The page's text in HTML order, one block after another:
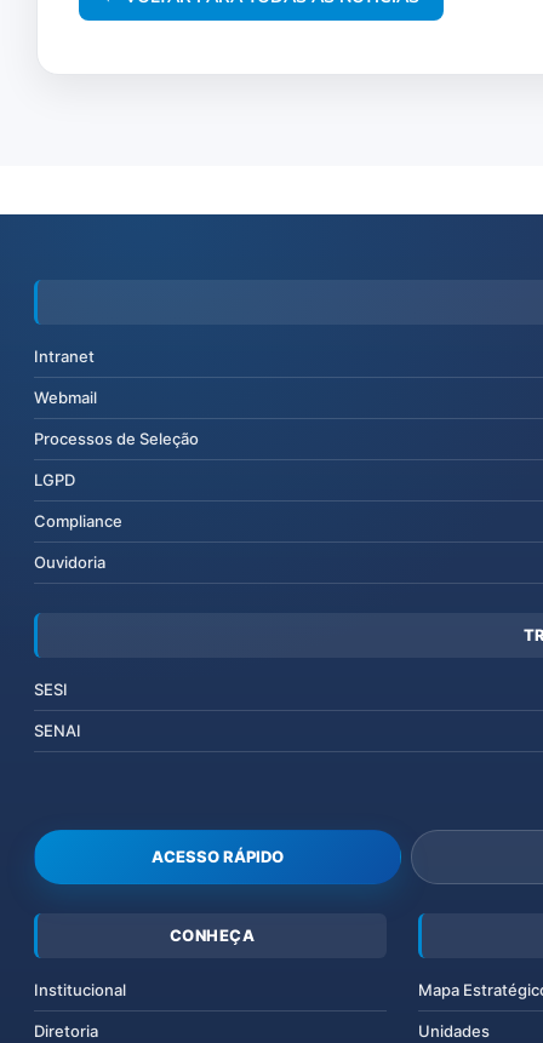
Intranet
Webmail
Processos de Seleção
LGPD
Compliance
Ouvidoria
SESI
SENAI
ACESSO RÁPIDO
CONHEÇA
Institucional
Diretoria
Mapa
Unidades